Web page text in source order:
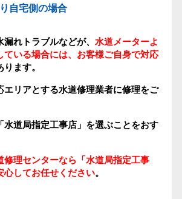
自宅側の場合
漏れトラブルなどが、 水道メーターよ
ている場合には、お客様ご自身で対応
ます。
エリアとする水道修理業者に修理をご
水道局指定工事店」を選ぶことをおす
修理センターなら「水道局指定工事
心してお任せください。